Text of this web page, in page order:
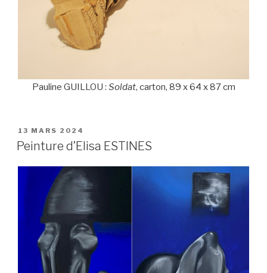
Pauline GUILLOU : Soldat, carton, 89 x 64 x 87 cm
PUBLIÉ
LE
13 MARS 2024
Peinture d’Elisa ESTINES